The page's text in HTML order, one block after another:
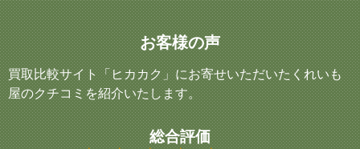
お客様の声
買取比較サイト「ヒカカク」にお寄せいただいたくれいも
屋のクチコミを紹介いたします。
総合評価